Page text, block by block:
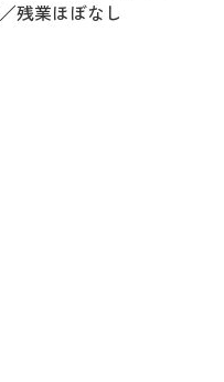
残業ほぼなし